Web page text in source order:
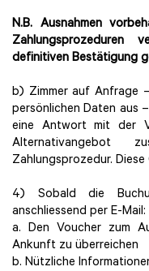
N.B. Ausnahmen
Zahlungsprozeduren
definitiven Bestätigung
b) Zimmer auf Anfrage
persönlichen Daten aus
eine Antwort mit der
Alternativangebot
Zahlungsprozedur.
4) Sobald die
anschliessend per E-Mail:
a. Den Voucher zum
Ankunft zu überreichen
b. Nützliche